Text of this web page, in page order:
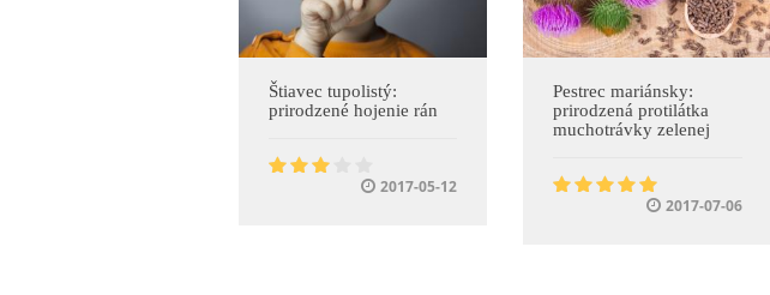
Štiavec tupolistý:
prirodzené hojenie rán
2017-05-12
Pestrec mariánsky:
prirodzená protilátka
muchotrávky zelenej
2017-07-06